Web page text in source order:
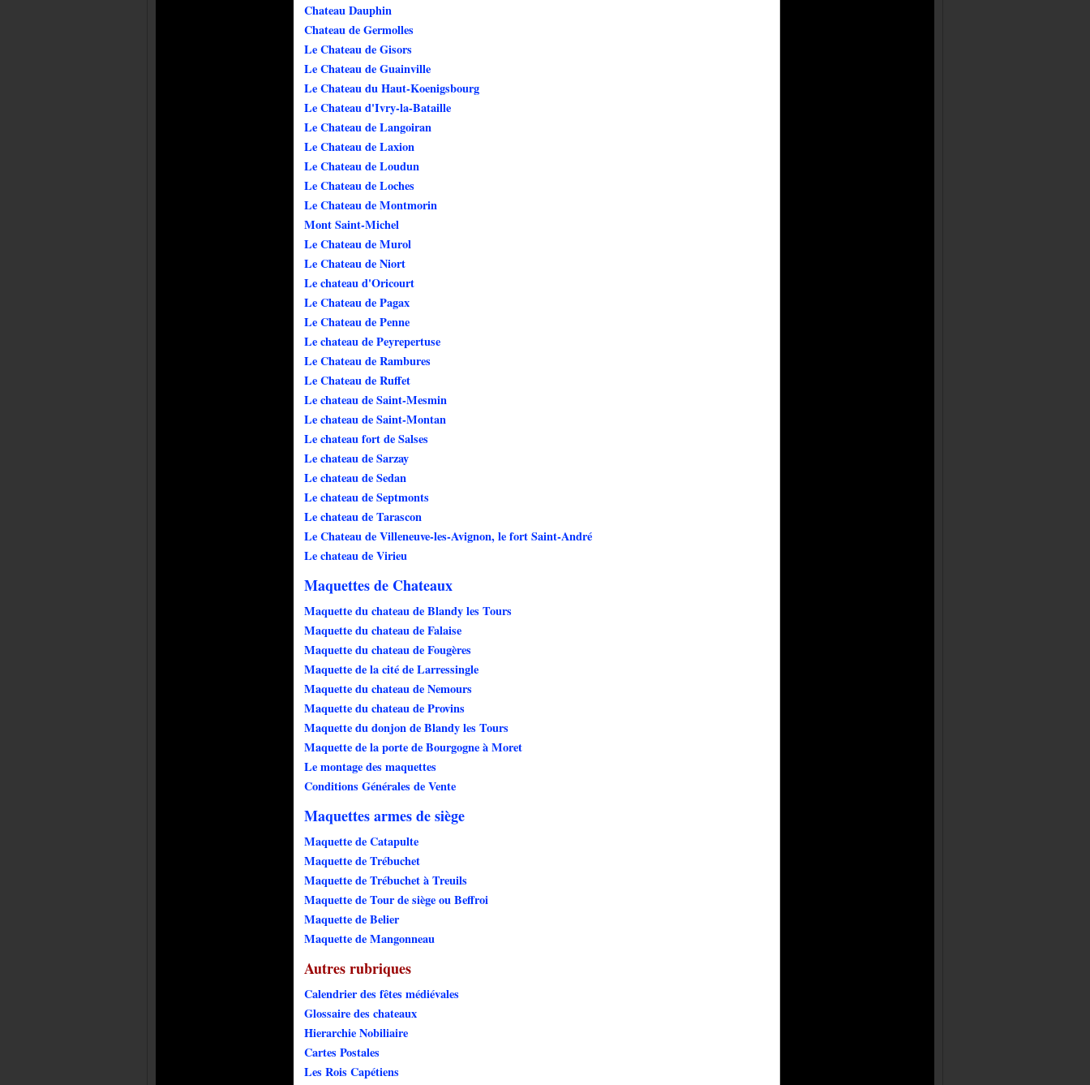
Chateau Dauphin
Chateau de Germolles
Le Chateau de Gisors
Le Chateau de Guainville
Le Chateau du Haut-Koenigsbourg
Le Chateau d'Ivry-la-Bataille
Le Chateau de Langoiran
Le Chateau de Laxion
Le Chateau de Loudun
Le Chateau de Loches
Le Chateau de Montmorin
Mont Saint-Michel
Le Chateau de Murol
Le Chateau de Niort
Le chateau d'Oricourt
Le Chateau de Pagax
Le Chateau de Penne
Le chateau de Peyrepertuse
Le Chateau de Rambures
Le Chateau de Ruffet
Le chateau de Saint-Mesmin
Le chateau de Saint-Montan
Le chateau fort de Salses
Le chateau de Sarzay
Le chateau de Sedan
Le chateau de Septmonts
Le chateau de Tarascon
Le Chateau de Villeneuve-les-Avignon, le fort Saint-André
Le chateau de Virieu
Maquettes de Chateaux
Maquette du chateau de Blandy les Tours
Maquette du chateau de Falaise
Maquette du chateau de Fougères
Maquette de la cité de Larressingle
Maquette du chateau de Nemours
Maquette du chateau de Provins
Maquette du donjon de Blandy les Tours
Maquette de la porte de Bourgogne à Moret
Le montage des maquettes
Conditions Générales de Vente
Maquettes armes de siège
Maquette de Catapulte
Maquette de Trébuchet
Maquette de Trébuchet à Treuils
Maquette de Tour de siège ou Beffroi
Maquette de Belier
Maquette de Mangonneau
Autres rubriques
Calendrier des fêtes médiévales
Glossaire des chateaux
Hierarchie Nobiliaire
Cartes Postales
Les Rois Capétiens